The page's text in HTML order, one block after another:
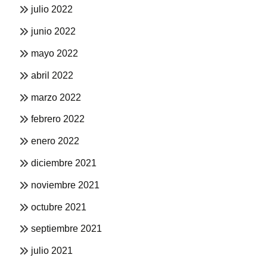
julio 2022
junio 2022
mayo 2022
abril 2022
marzo 2022
febrero 2022
enero 2022
diciembre 2021
noviembre 2021
octubre 2021
septiembre 2021
julio 2021